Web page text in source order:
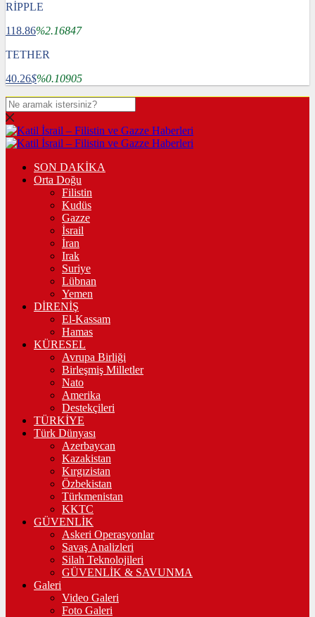
RİPPLE
118.86%2.16847
TETHER
40.26$%0.10905
SON DAKİKA
Orta Doğu
Filistin
Kudüs
Gazze
İsrail
İran
Irak
Suriye
Lübnan
Yemen
DİRENİŞ
El-Kassam
Hamas
KÜRESEL
Avrupa Birliği
Birleşmiş Milletler
Nato
Amerika
Destekçileri
TÜRKİYE
Türk Dünyası
Azerbaycan
Kazakistan
Kırgızistan
Özbekistan
Türkmenistan
KKTC
GÜVENLİK
Askeri Operasyonlar
Savaş Analizleri
Silah Teknolojileri
GÜVENLİK & SAVUNMA
Galeri
Video Galeri
Foto Galeri